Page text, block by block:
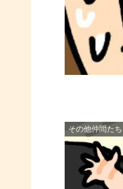
その他仲間たち